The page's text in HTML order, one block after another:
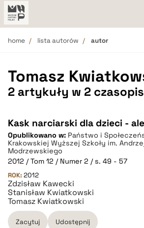
home lista autorów autor
Tomasz
2 artykuły w 2
Kask narciarski dla dzieci -
Opublikowano w: Państwo i
Krakowskiej Wyższej Szkoły im.
Modrzewskiego
2012 / Tom 12 / Numer 2 / s. 49 - 57
ROK: 2012
Zdzisław Kawecki
Stanisław Kwiatkowski
Tomasz Kwiatkowski
Zacytuj Udostępnij